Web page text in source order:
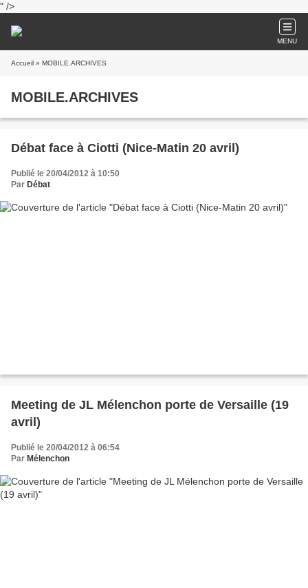
" />
MENU
Accueil » MOBILE.ARCHIVES
MOBILE.ARCHIVES
Débat face à Ciotti (Nice-Matin 20 avril)
Publié le 20/04/2012 à 10:50
Par Débat
Meeting de JL Mélenchon porte de Versaille (19
avril)
Publié le 20/04/2012 à 06:54
Par Mélenchon